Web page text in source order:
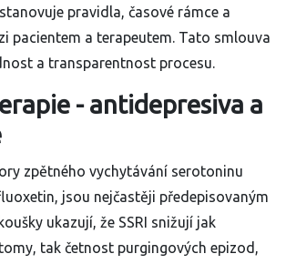
pravidla, časové rámce a
pacientem a terapeutem. Tato smlouva
a transparentnost procesu.
- antidepresiva a
zpětného vychytávání serotoninu
jsou nejčastěji předepisovaným
ukazují, že SSRI snižují jak
tak četnost purgingových epizod,